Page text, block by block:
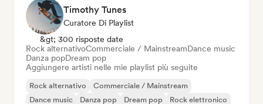
Timothy Tunes
Curatore Di Playlist
&gt; 300 risposte date
Rock alternativoCommerciale / MainstreamDance music
Danza popDream pop
Aggiungere artisti nelle mie playlist più seguite
Rock alternativo
Commerciale / Mainstream
Dance music
Danza pop Dream pop Rock elettronico